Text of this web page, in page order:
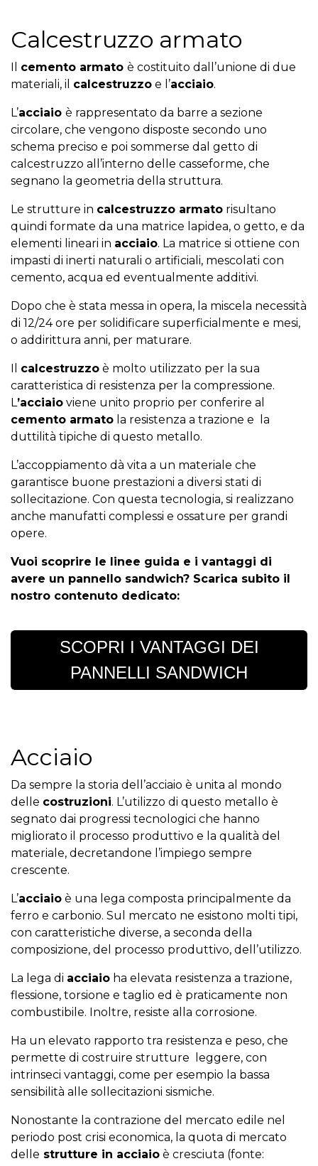
Calcestruzzo armato
Il cemento armato è costituito dall’unione di due
materiali, il calcestruzzo e l’acciaio.
L’acciaio è rappresentato da barre a sezione
circolare, che vengono disposte secondo uno
schema preciso e poi sommerse dal getto di
calcestruzzo all’interno delle casseforme, che
segnano la geometria della struttura.
Le strutture in calcestruzzo armato risultano
quindi formate da una matrice lapidea, o getto, e da
elementi lineari in acciaio. La matrice si ottiene con
impasti di inerti naturali o artificiali, mescolati con
cemento, acqua ed eventualmente additivi.
Dopo che è stata messa in opera, la miscela necessità
di 12/24 ore per solidificare superficialmente e mesi,
o addirittura anni, per maturare.
Il calcestruzzo è molto utilizzato per la sua
caratteristica di resistenza per la compressione.
L’acciaio viene unito proprio per conferire al
cemento armato la resistenza a trazione e la
duttilità tipiche di questo metallo.
L’accoppiamento dà vita a un materiale che
garantisce buone prestazioni a diversi stati di
sollecitazione. Con questa tecnologia, si realizzano
anche manufatti complessi e ossature per grandi
opere.
Vuoi scoprire le linee guida e i vantaggi di
avere un pannello sandwich? Scarica subito il
nostro contenuto dedicato:
SCOPRI I VANTAGGI DEI
PANNELLI SANDWICH
Acciaio
Da sempre la storia dell’acciaio è unita al mondo
delle costruzioni. L’utilizzo di questo metallo è
segnato dai progressi tecnologici che hanno
migliorato il processo produttivo e la qualità del
materiale, decretandone l’impiego sempre
crescente.
L’acciaio è una lega composta principalmente da
ferro e carbonio. Sul mercato ne esistono molti tipi,
con caratteristiche diverse, a seconda della
composizione, del processo produttivo, dell’utilizzo.
La lega di acciaio ha elevata resistenza a trazione,
flessione, torsione e taglio ed è praticamente non
combustibile. Inoltre, resiste alla corrosione.
Ha un elevato rapporto tra resistenza e peso, che
permette di costruire strutture leggere, con
intrinseci vantaggi, come per esempio la bassa
sensibilità alle sollecitazioni sismiche.
Nonostante la contrazione del mercato edile nel
periodo post crisi economica, la quota di mercato
delle strutture in acciaio è cresciuta (fonte: